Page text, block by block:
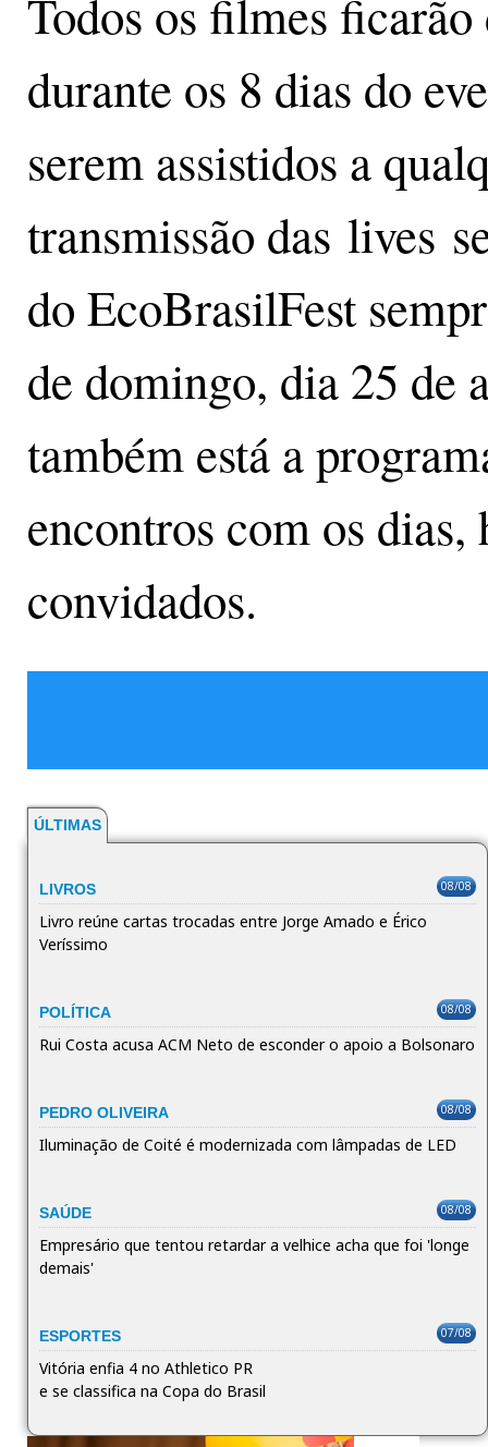
Todos os filmes
durante os 8 dias do
serem assistidos a
transmissão das lives
do EcoBrasilFest
de domingo, dia 25 de
também está a
encontros com os dias,
convidados.
ÚLTIMAS
LIVROS 08/08
Livro reúne cartas trocadas entre Jorge Amado e Érico
Veríssimo
POLÍTICA 08/08
Rui Costa acusa ACM Neto de esconder o apoio a Bolsonaro
PEDRO OLIVEIRA 08/08
Iluminação de Coité é modernizada com lâmpadas de LED
SAÚDE 08/08
Empresário que tentou retardar a velhice acha que foi 'longe
demais'
ESPORTES 07/08
Vitória enfia 4 no Athletico PR
e se classifica na Copa do Brasil